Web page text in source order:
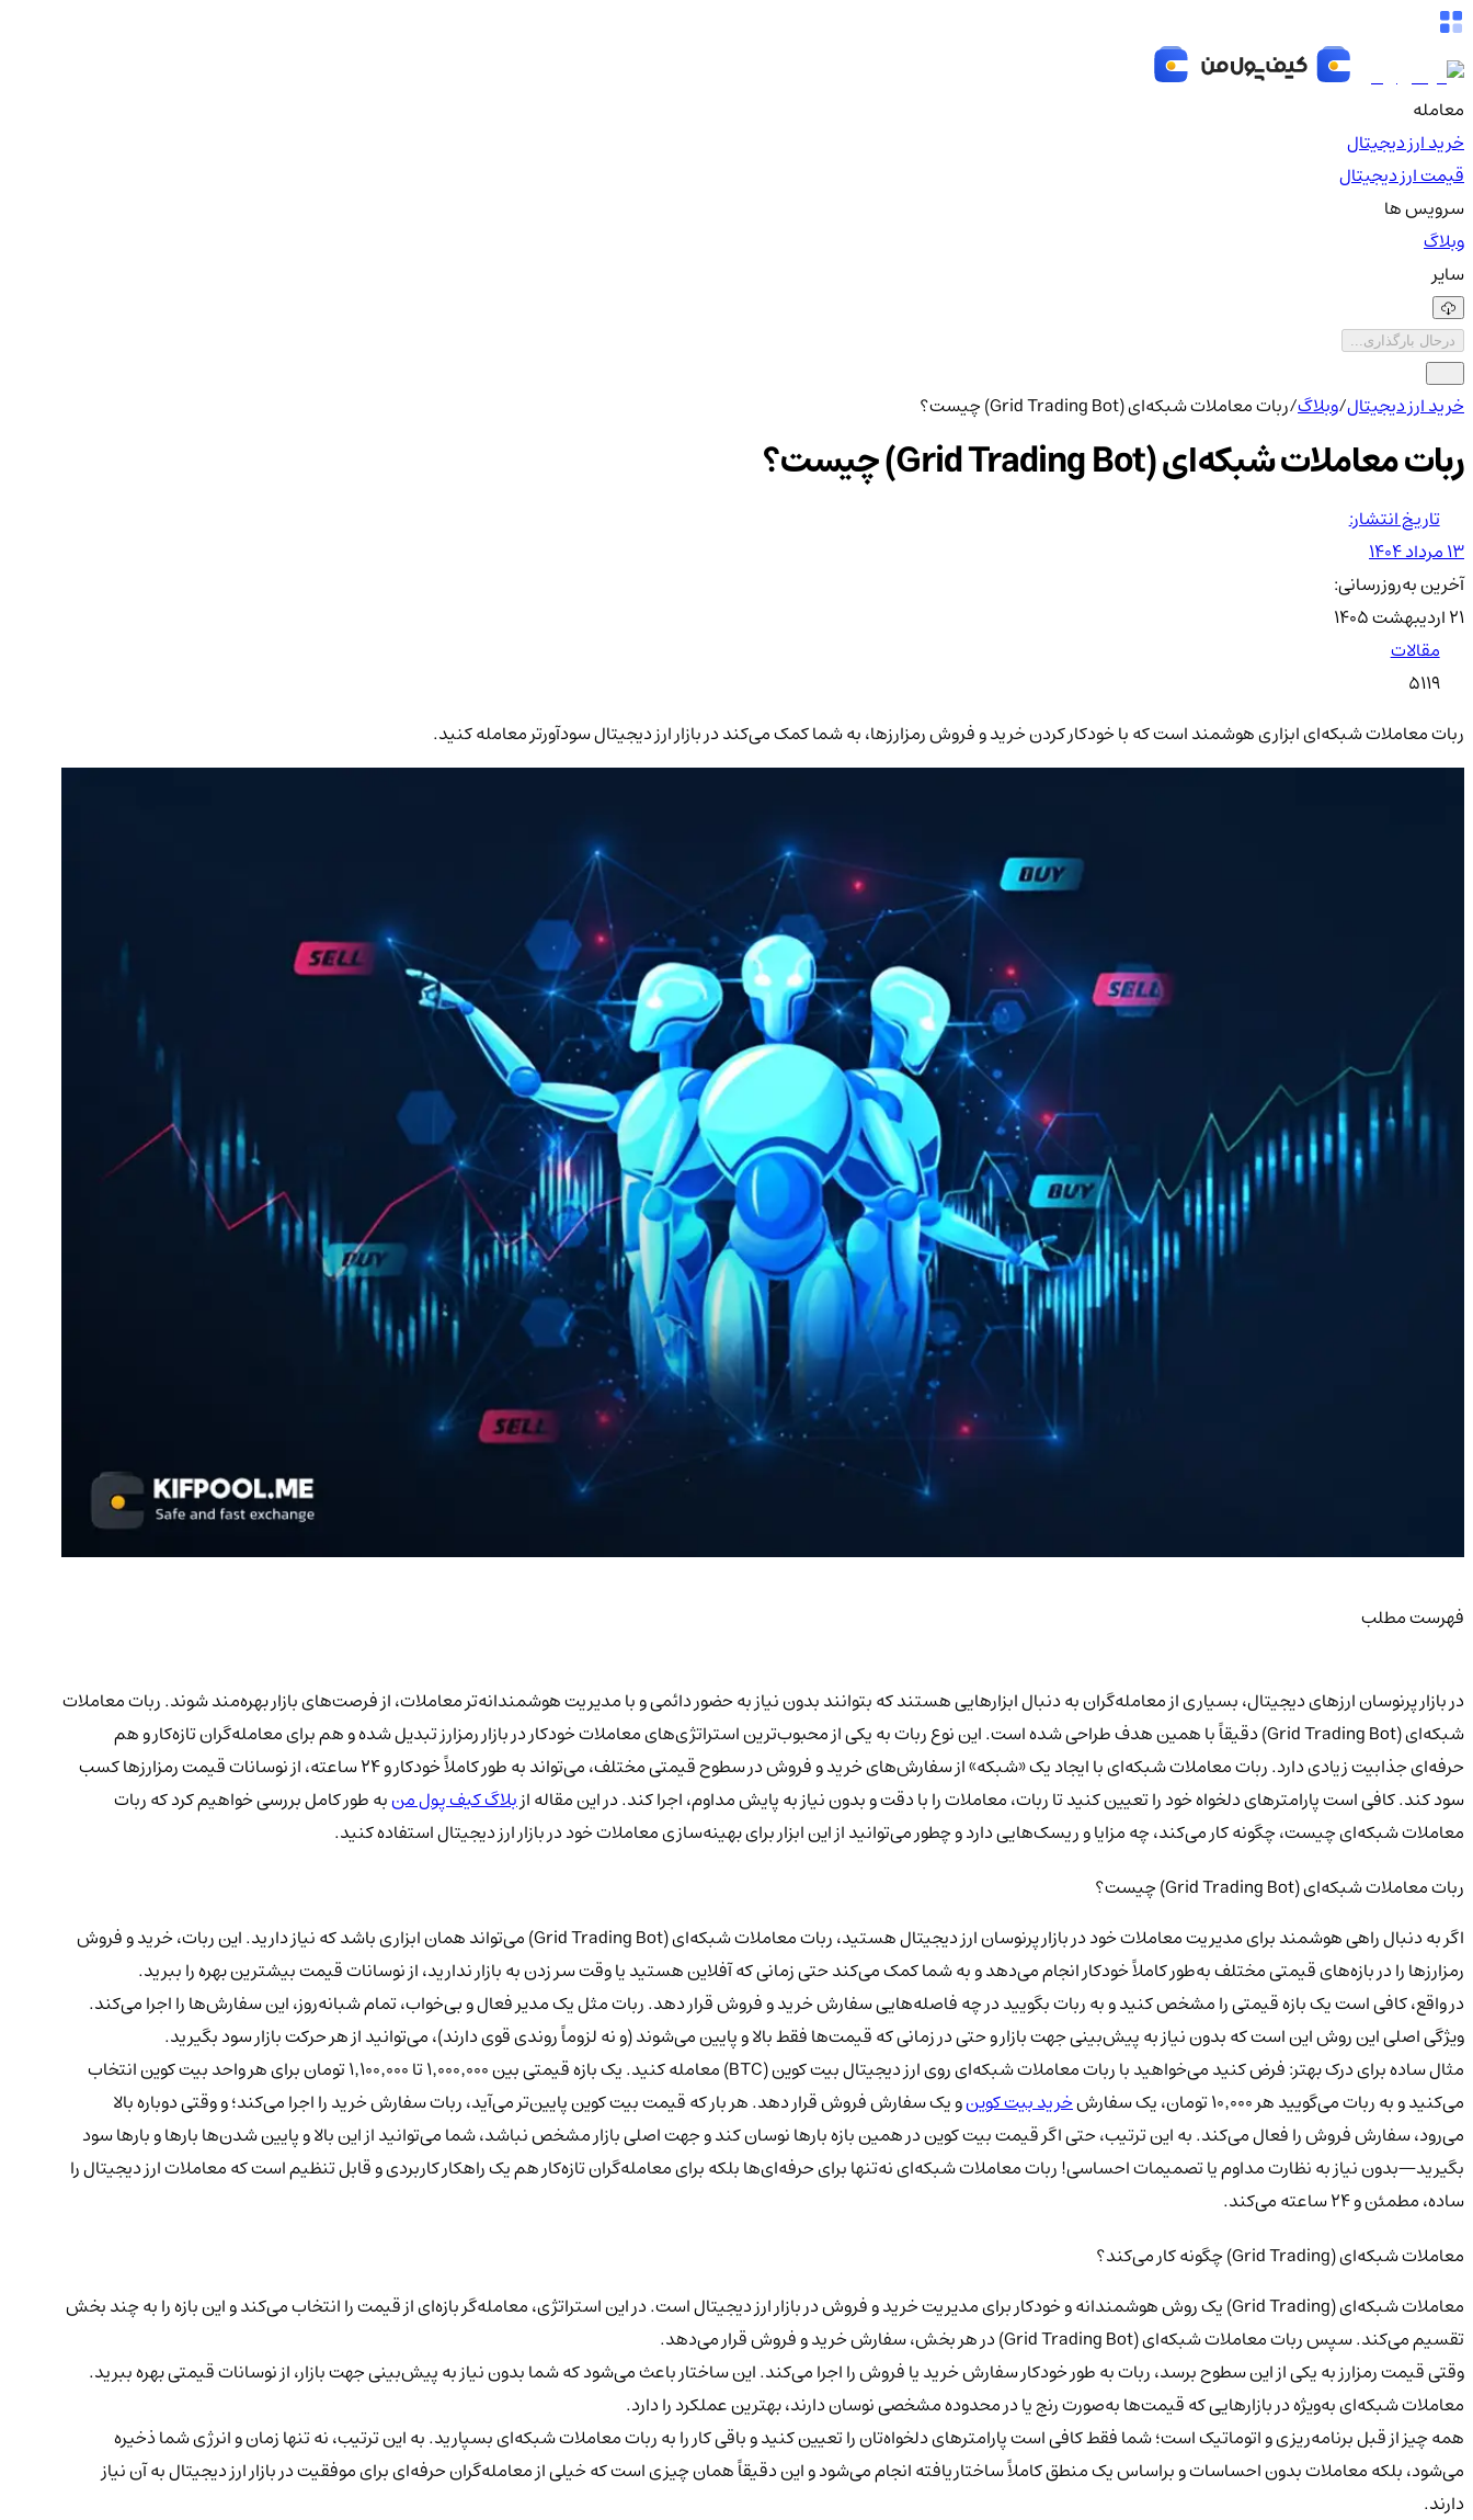
معامله
خرید ارز دیجیتال
قیمت ارز دیجیتال
سرویس ها
وبلاگ
سایر
درحال بارگذاری...
خرید ارز دیجیتال/وبلاگ/ربات معاملات شبکه‌ای (Grid Trading Bot) چیست؟
ربات معاملات شبکه‌ای (Grid Trading Bot) چیست؟
تاریخ انتشار:
۱۳ مرداد ۱۴۰۴
آخرین به‌روزرسانی:
۲۱ اردیبهشت ۱۴۰۵
مقالات
5119
ربات معاملات شبکه‌ای ابزاری هوشمند است که با خودکار کردن خرید و فروش رمزارزها، به شما کمک می‌کند در بازار ارز دیجیتال سودآورتر معامله کنید.
فهرست مطلب
در بازار پرنوسان ارزهای دیجیتال، بسیاری از معامله‌گران به دنبال ابزارهایی هستند که بتوانند بدون نیاز به حضور دائمی و با مدیریت هوشمندانه‌تر معاملات، از فرصت‌های بازار بهره‌مند شوند.ربات معاملات
شبکه‌ای (Grid Trading Bot)
دقیقاً با همین هدف طراحی شده است. این نوع ربات به یکی از محبوب‌ترین استراتژی‌های معاملات خودکار در بازار رمزارز تبدیل شده و هم برای معامله‌گران تازه‌کار و هم
حرفه‌ای جذابیت زیادی دارد. ربات معاملات شبکه‌ای با ایجاد یک «شبکه» از سفارش‌های خرید و فروش در سطوح قیمتی مختلف، می‌تواند به طور کاملاً خودکار و ۲۴ ساعته، از نوسانات قیمت رمزارزها کسب
سود کند. کافی است پارامترهای دلخواه خود را تعیین کنید تا ربات، معاملات را با دقت و بدون نیاز به پایش مداوم، اجرا کند. در این مقاله ازبلاگ کیف پول منبه طور کامل بررسی خواهیم کرد که ربات
معاملات شبکه‌ای چیست، چگونه کار می‌کند، چه مزایا و ریسک‌هایی دارد و چطور می‌توانید از این ابزار برای بهینه‌سازی معاملات خود در بازار ارز دیجیتال استفاده کنید.
ربات معاملات شبکه‌ای (Grid Trading Bot) چیست؟
اگر به دنبال راهی هوشمند برای مدیریت معاملات خود در بازار پرنوسان ارز دیجیتال هستید،ربات معاملات شبکه‌ای (Grid Trading Bot)
می‌تواند همان ابزاری باشد که نیاز دارید. این ربات، خرید و فروش
رمزارزها را در بازه‌های قیمتی مختلف به‌طور کاملاً خودکار انجام می‌دهد و به شما کمک می‌کند حتی زمانی که آفلاین هستید یا وقت سر زدن به بازار ندارید، از نوسانات قیمت بیشترین بهره را ببرید.
در واقع، کافی است یک بازه قیمتی را مشخص کنید و به ربات بگویید در چه فاصله‌هایی سفارش خرید و فروش قرار دهد. ربات مثل یک مدیر فعال و بی‌خواب، تمام شبانه‌روز، این سفارش‌ها را اجرا می‌کند.
ویژگی اصلی این روش این است که بدون نیاز به پیش‌بینی جهت بازار و حتی در زمانی که قیمت‌ها فقط بالا و پایین می‌شوند (و نه لزوماً روندی قوی دارند)، می‌توانید از هر حرکت بازار سود بگیرید.
مثال ساده برای درک بهتر: فرض کنید می‌خواهید باربات معاملات شبکه‌ای
روی ارز دیجیتال بیت کوین (BTC) معامله کنید. یک بازه قیمتی بین ۱٬۰۰۰٬۰۰۰ تا ۱٬۱۰۰٬۰۰۰ تومان برای هر واحد بیت کوین انتخاب
می‌کنید و به ربات می‌گویید هر ۱۰٬۰۰۰ تومان، یک سفارش
خرید بیت کوینو یک سفارش فروش قرار دهد. هر بار که قیمت بیت کوین پایین‌تر می‌آید، ربات سفارش خرید را اجرا می‌کند؛ و وقتی دوباره بالا
می‌رود، سفارش فروش را فعال می‌کند. به این ترتیب، حتی اگر قیمت بیت کوین در همین بازه بارها نوسان کند و جهت اصلی بازار مشخص نباشد، شما می‌توانید از این بالا و پایین شدن‌ها بارها و بارها سود
بگیرید—بدون نیاز به نظارت مداوم یا تصمیمات احساسی!ربات معاملات شبکه‌اینه‌تنها برای حرفه‌ای‌ها بلکه برای معامله‌گران تازه‌کار هم یک راهکار کاربردی و قابل تنظیم است که معاملات ارز دیجیتال را
ساده، مطمئن و ۲۴ ساعته می‌کند.
معاملات شبکه‌ای (Grid Trading) چگونه کار می‌کند؟
معاملات شبکه‌ای (Grid Trading) یک روش هوشمندانه و خودکار برای مدیریت خرید و فروش در بازار ارز دیجیتال است. در این استراتژی، معامله‌گر بازه‌ای از قیمت را انتخاب می‌کند و این بازه را به چند بخش
تقسیم می‌کند. سپس ربات معاملات شبکه‌ای (Grid Trading Bot) در هر بخش، سفارش خرید و فروش قرار می‌دهد.
وقتی قیمت رمزارز به یکی از این سطوح برسد، ربات به طور خودکار سفارش خرید یا فروش را اجرا می‌کند. این ساختار باعث می‌شود که شما بدون نیاز به پیش‌بینی جهت بازار، از نوسانات قیمتی بهره ببرید.
معاملات شبکه‌ای به‌ویژه در بازارهایی که قیمت‌ها به‌صورت رنج یا در محدوده مشخصی نوسان دارند، بهترین عملکرد را دارد.
همه چیز از قبل برنامه‌ریزی و اتوماتیک است؛ شما فقط کافی است پارامترهای دلخواه‌تان را تعیین کنید و باقی کار را به ربات معاملات شبکه‌ای بسپارید. به این ترتیب، نه تنها زمان و انرژی شما ذخیره
می‌شود، بلکه معاملات بدون احساسات و براساس یک منطق کاملاً ساختاریافته انجام می‌شود و این دقیقاً همان چیزی است که خیلی از معامله‌گران حرفه‌ای برای موفقیت در بازار ارز دیجیتال به آن نیاز
دارند.